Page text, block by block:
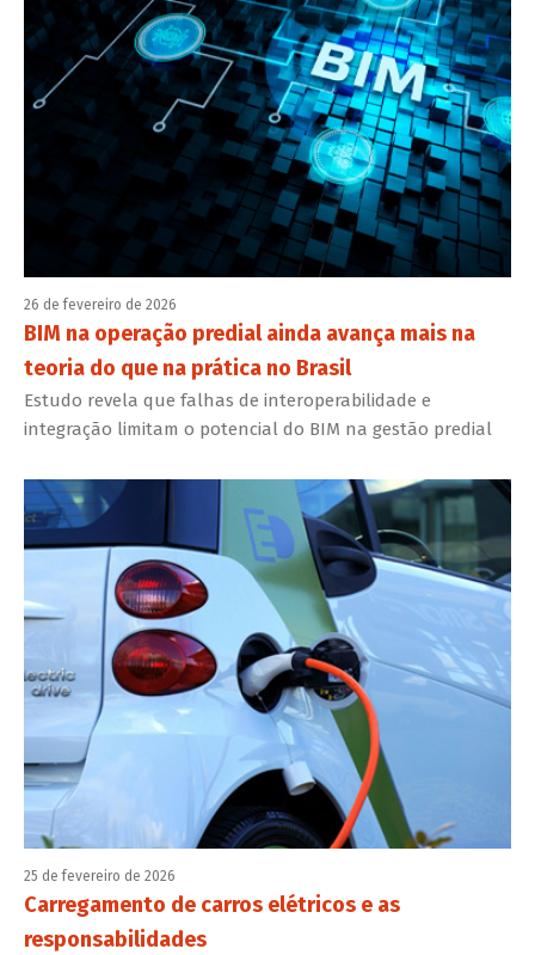
26 de fevereiro de 2026
BIM na operação predial ainda avança mais na
teoria do que na prática no Brasil
Estudo revela que falhas de interoperabilidade e
integração limitam o potencial do BIM na gestão predial
25 de fevereiro de 2026
Carregamento de carros elétricos e as
responsabilidades